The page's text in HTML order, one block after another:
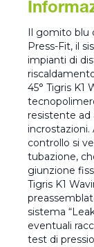
Il gomito blu
Press-Fit, il
impianti di
45° Tigris K1
resistente
incrostazioni.
controllo si
tubazione,
giunzione
Tigris K1
sistema
eventuali
test di